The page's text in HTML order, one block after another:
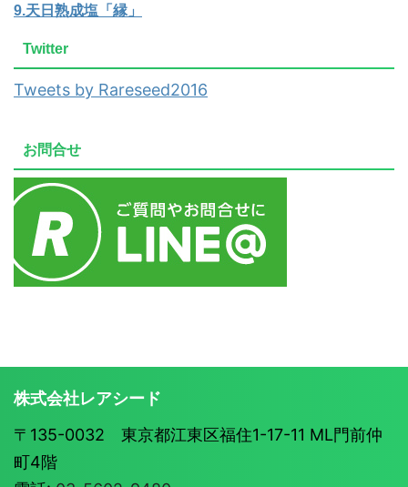
9.天日熟成塩「縁」
Twitter
Tweets by Rareseed2016
お問合せ
株式会社レアシード
〒135-0032 東京都江東区福住1-17-11 ML門前仲
町4階